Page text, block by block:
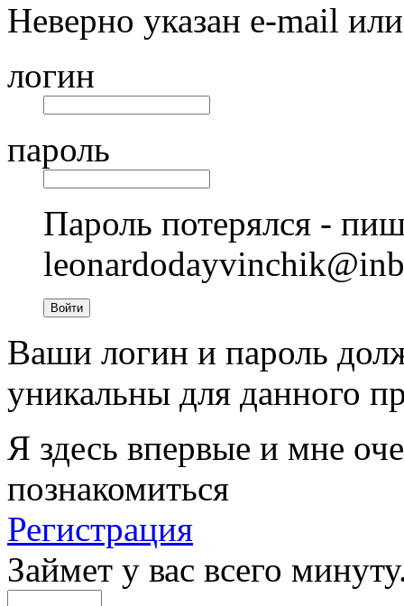
Неверно указан e-mail
логин
пароль
Пароль потерялся -
Войти
Ваши логин и пароль
уникальны для данного
Я здесь впервые и мне
познакомиться
Регистрация
Займет у вас всего